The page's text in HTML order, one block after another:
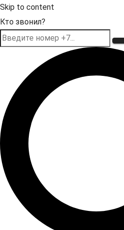
Skip to content
Кто звонил?